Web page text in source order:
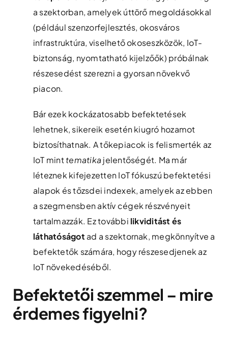
a szektorban, amelyek úttörő megoldásokkal
(például szenzorfejlesztés, okosváros
infrastruktúra, viselhető okoseszközök, IoT-
biztonság, nyomtatható kijelzőők) próbálnak
részesedést szerezni a gyorsan növekvő
piacon.
Bár ezek kockázatosabb befektetések
lehetnek, sikereik esetén kiugró hozamot
biztosíthatnak. A tőkepiacok is felismerték az
IoT minttematika jelentőségét. Ma már
léteznek kifejezetten IoT fókuszú befektetési
alapok és tőzsdei indexek, amelyek az ebben
a szegmensben aktív cégek részvényeit
tartalmazzák. Ez további likviditást és
láthatóságot ad a szektornak, megkönnyítve a
befektetők számára, hogy részesedjenek az
IoT növekedéséből.
Befektetői szemmel – mire
érdemes figyelni?